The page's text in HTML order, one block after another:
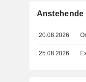
Anstehende
20.08.2026
25.08.2026